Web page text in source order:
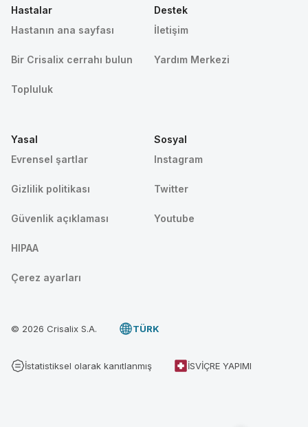
Hastalar
Hastanın ana sayfası
Bir Crisalix cerrahı bulun
Topluluk
Destek
İletişim
Yardım Merkezi
Yasal
Evrensel şartlar
Gizlilik politikası
Güvenlik açıklaması
HIPAA
Çerez ayarları
Sosyal
Instagram
Twitter
Youtube
© 2026 Crisalix S.A. TÜRK
İstatistiksel olarak kanıtlanmış İSVIÇRE YAPIMI